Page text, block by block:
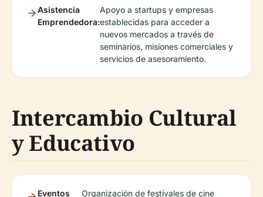
Asistencia
Emprendedora:
Apoyo a startups y empresas
establecidas para acceder a
nuevos mercados a través de
seminarios, misiones comerciales y
servicios de asesoramiento.
Intercambio Cultural
y Educativo
Eventos
Organización de festivales de cine